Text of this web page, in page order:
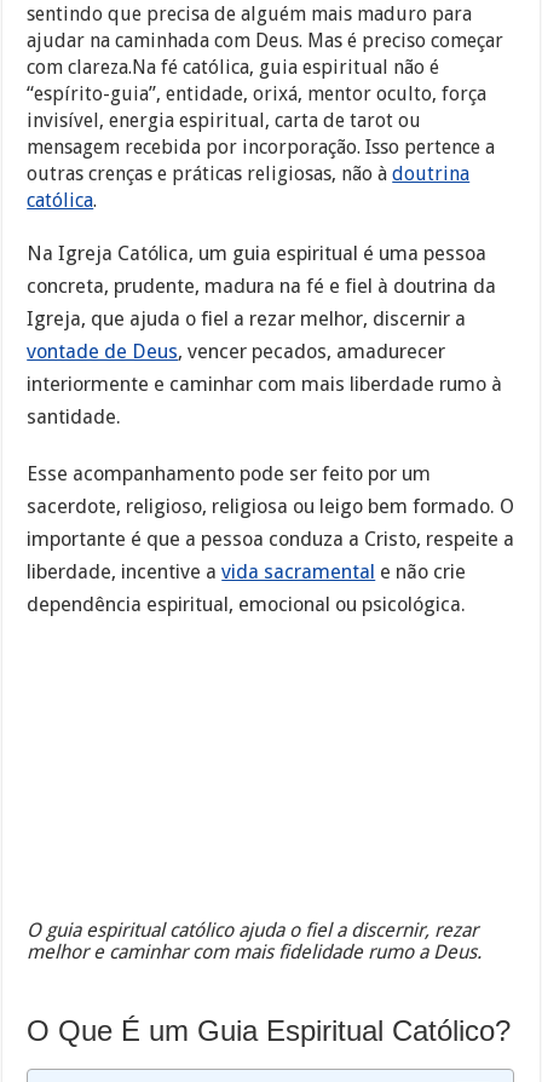
sentindo que precisa de alguém mais maduro para
ajudar na caminhada com Deus. Mas é preciso começar
com clareza.Na fé católica, guia espiritual não é
“espírito-guia”, entidade, orixá, mentor oculto, força
invisível, energia espiritual, carta de tarot ou
mensagem recebida por incorporação. Isso pertence a
outras crenças e práticas religiosas, não àdoutrina
católica.
Na Igreja Católica, um guia espiritual é uma pessoa
concreta, prudente, madura na fé e fiel à doutrina da
Igreja, que ajuda o fiel a rezar melhor, discernir a
vontade de Deus, vencer pecados, amadurecer
interiormente e caminhar com mais liberdade rumo à
santidade.
Esse acompanhamento pode ser feito por um
sacerdote, religioso, religiosa ou leigo bem formado. O
importante é que a pessoa conduza a Cristo, respeite a
liberdade, incentive avida sacramental e não crie
dependência espiritual, emocional ou psicológica.
O guia espiritual católico ajuda o fiel a discernir, rezar
melhor e caminhar com mais fidelidade rumo a Deus.
O Que É um Guia Espiritual Católico?